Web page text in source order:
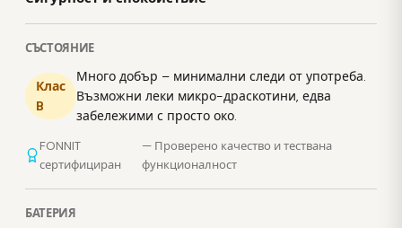
СЪСТОЯНИЕ
Клас
B
Много добър – минимални следи от употреба.
Възможни леки микро-драскотини, едва
забележими с просто око.
FONNIT
сертифициран
— Проверено качество и тествана
функционалност
БАТЕРИЯ